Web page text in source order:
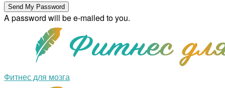
A password will be e-mailed to you.
Фитнес для мозга